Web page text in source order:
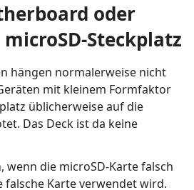
oder
Steckplatz
hängen normalerweise nicht
mit kleinem Formfaktor
üblicherweise auf die
Das Deck ist da keine
wenn die microSD-Karte falsch
falsche Karte verwendet wird.